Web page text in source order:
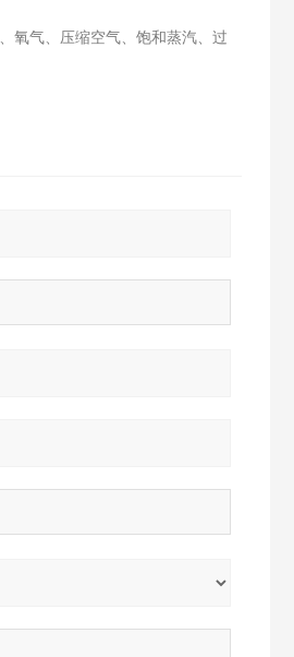
氧气、压缩空气、饱和蒸汽、过